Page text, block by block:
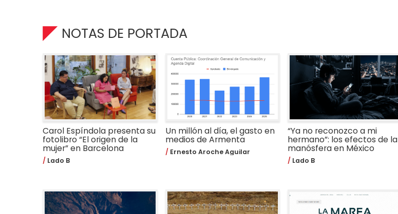
NOTAS DE PORTADA
Carol Espíndola presenta su
fotolibro “El origen de la
mujer” en Barcelona
Lado B
Un millón al día, el gasto en
medios de Armenta
Ernesto Aroche Aguilar
“Ya no reconozco a mi
hermano”: los efectos de la
manósfera en México
Lado B